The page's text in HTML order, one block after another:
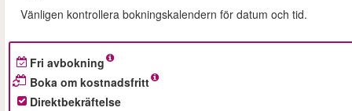
Vänligen kontrollera bokningskalendern för datum och tid.
Fri avbokning
Boka om kostnadsfritt
Direktbekräftelse